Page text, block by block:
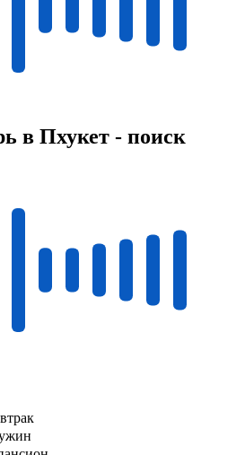
в Пхукет - поиск